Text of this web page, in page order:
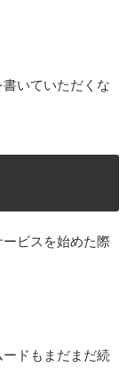
いていただくな
ビスを始めた際
ドもまだまだ続